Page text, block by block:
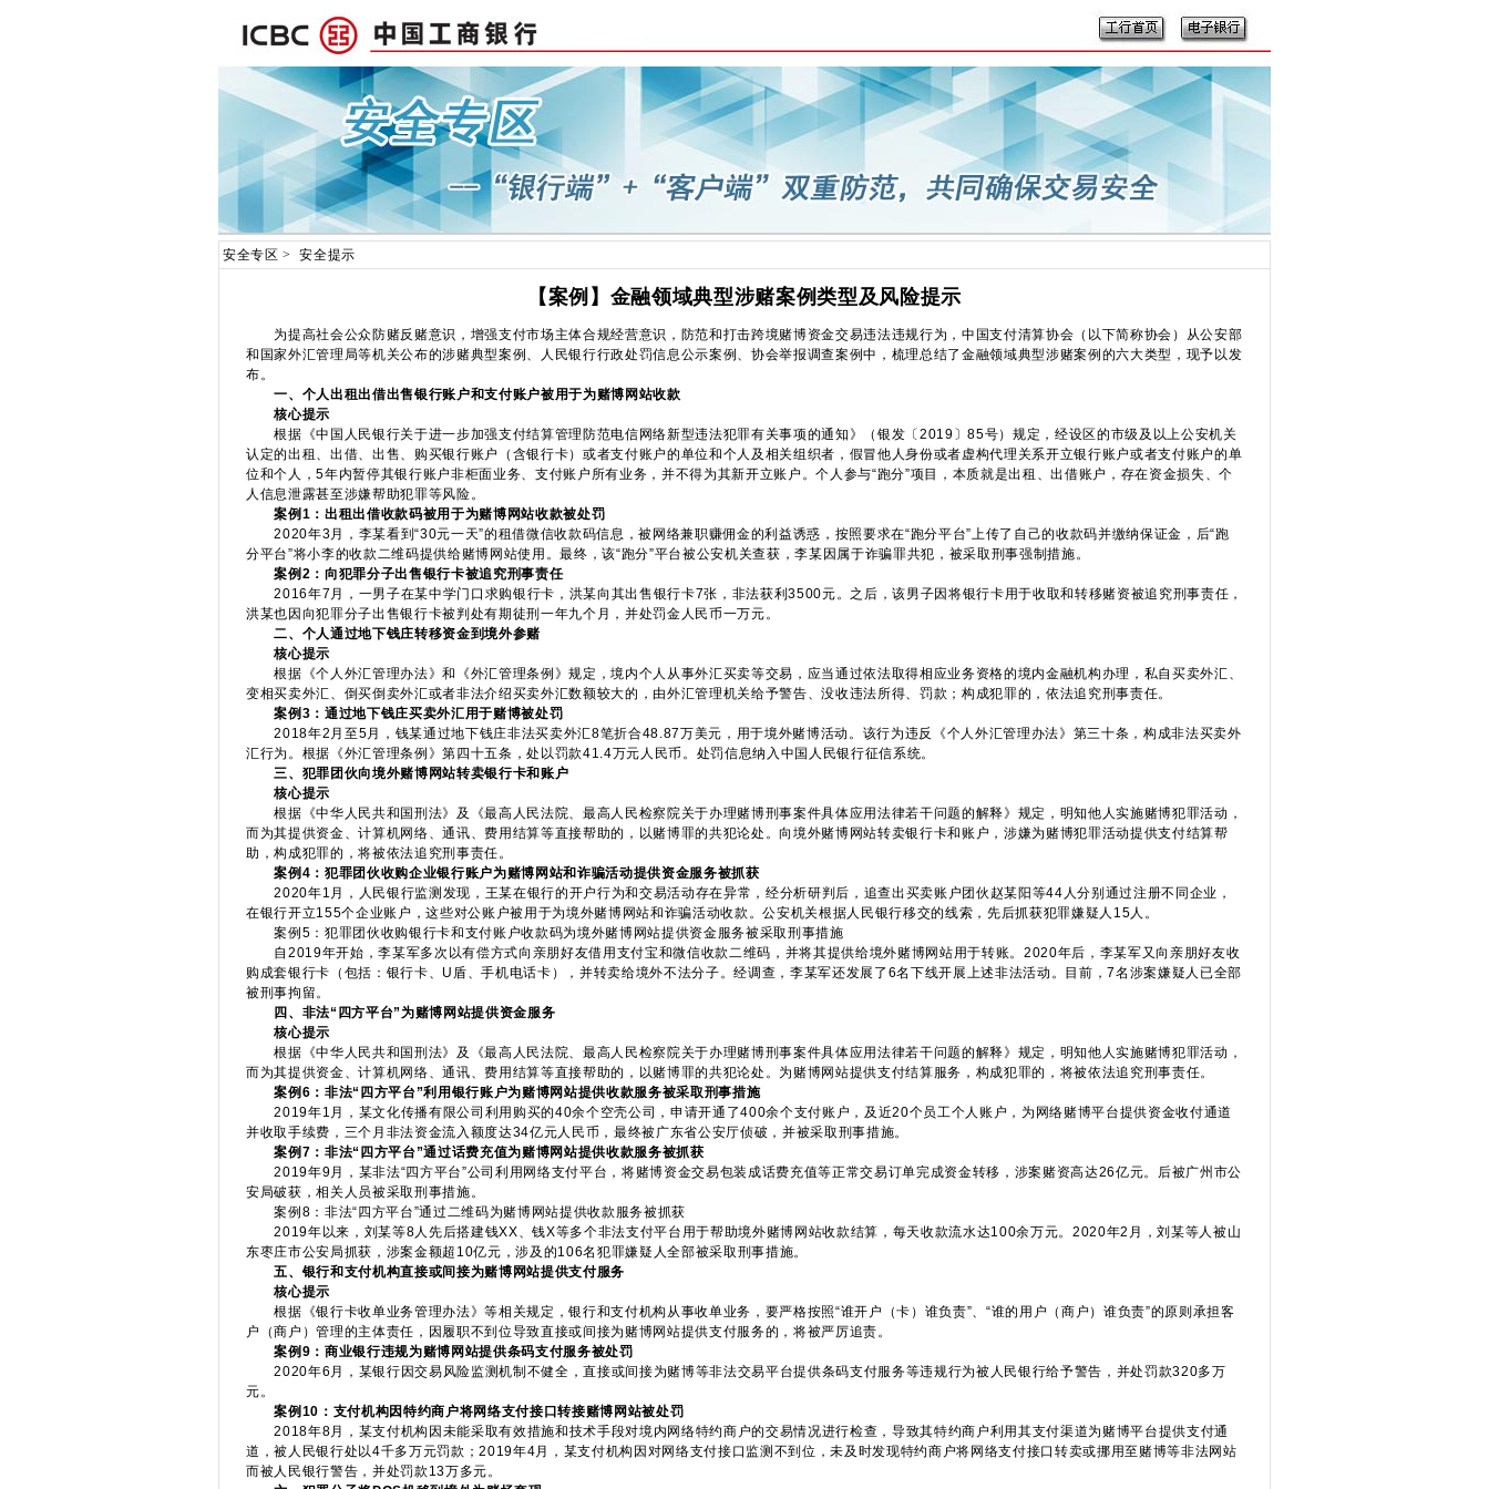
安全专区 > 安全提示
【案例】金融领域典型涉赌案例类型及风险提示
为提高社会公众防赌反赌意识，增强支付市场主体合规经营意识，防范和打击跨境赌博资金交易违法违规行为，中国支付清算协会（以下简称协会）从公安部
和国家外汇管理局等机关公布的涉赌典型案例、人民银行行政处罚信息公示案例、协会举报调查案例中，梳理总结了金融领域典型涉赌案例的六大类型，现予以发
布。
一、个人出租出借出售银行账户和支付账户被用于为赌博网站收款
核心提示
根据《中国人民银行关于进一步加强支付结算管理防范电信网络新型违法犯罪有关事项的通知》（银发〔2019〕85号）规定，经设区的市级及以上公安机关
认定的出租、出借、出售、购买银行账户（含银行卡）或者支付账户的单位和个人及相关组织者，假冒他人身份或者虚构代理关系开立银行账户或者支付账户的单
位和个人，5年内暂停其银行账户非柜面业务、支付账户所有业务，并不得为其新开立账户。个人参与“跑分”项目，本质就是出租、出借账户，存在资金损失、个
人信息泄露甚至涉嫌帮助犯罪等风险。
案例1：出租出借收款码被用于为赌博网站收款被处罚
2020年3月，李某看到“30元一天”的租借微信收款码信息，被网络兼职赚佣金的利益诱惑，按照要求在“跑分平台”上传了自己的收款码并缴纳保证金，后“跑
分平台”将小李的收款二维码提供给赌博网站使用。最终，该“跑分”平台被公安机关查获，李某因属于诈骗罪共犯，被采取刑事强制措施。
案例2：向犯罪分子出售银行卡被追究刑事责任
2016年7月，一男子在某中学门口求购银行卡，洪某向其出售银行卡7张，非法获利3500元。之后，该男子因将银行卡用于收取和转移赌资被追究刑事责任，
洪某也因向犯罪分子出售银行卡被判处有期徒刑一年九个月，并处罚金人民币一万元。
二、个人通过地下钱庄转移资金到境外参赌
核心提示
根据《个人外汇管理办法》和《外汇管理条例》规定，境内个人从事外汇买卖等交易，应当通过依法取得相应业务资格的境内金融机构办理，私自买卖外汇、
变相买卖外汇、倒买倒卖外汇或者非法介绍买卖外汇数额较大的，由外汇管理机关给予警告、没收违法所得、罚款；构成犯罪的，依法追究刑事责任。
案例3：通过地下钱庄买卖外汇用于赌博被处罚
2018年2月至5月，钱某通过地下钱庄非法买卖外汇8笔折合48.87万美元，用于境外赌博活动。该行为违反《个人外汇管理办法》第三十条，构成非法买卖外
汇行为。根据《外汇管理条例》第四十五条，处以罚款41.4万元人民币。处罚信息纳入中国人民银行征信系统。
三、犯罪团伙向境外赌博网站转卖银行卡和账户
核心提示
根据《中华人民共和国刑法》及《最高人民法院、最高人民检察院关于办理赌博刑事案件具体应用法律若干问题的解释》规定，明知他人实施赌博犯罪活动，
而为其提供资金、计算机网络、通讯、费用结算等直接帮助的，以赌博罪的共犯论处。向境外赌博网站转卖银行卡和账户，涉嫌为赌博犯罪活动提供支付结算帮
助，构成犯罪的，将被依法追究刑事责任。
案例4：犯罪团伙收购企业银行账户为赌博网站和诈骗活动提供资金服务被抓获
2020年1月，人民银行监测发现，王某在银行的开户行为和交易活动存在异常，经分析研判后，追查出买卖账户团伙赵某阳等44人分别通过注册不同企业，
在银行开立155个企业账户，这些对公账户被用于为境外赌博网站和诈骗活动收款。公安机关根据人民银行移交的线索，先后抓获犯罪嫌疑人15人。
案例5：犯罪团伙收购银行卡和支付账户收款码为境外赌博网站提供资金服务被采取刑事措施
自2019年开始，李某军多次以有偿方式向亲朋好友借用支付宝和微信收款二维码，并将其提供给境外赌博网站用于转账。2020年后，李某军又向亲朋好友收
购成套银行卡（包括：银行卡、U盾、手机电话卡），并转卖给境外不法分子。经调查，李某军还发展了6名下线开展上述非法活动。目前，7名涉案嫌疑人已全部
被刑事拘留。
四、非法“四方平台”为赌博网站提供资金服务
核心提示
根据《中华人民共和国刑法》及《最高人民法院、最高人民检察院关于办理赌博刑事案件具体应用法律若干问题的解释》规定，明知他人实施赌博犯罪活动，
而为其提供资金、计算机网络、通讯、费用结算等直接帮助的，以赌博罪的共犯论处。为赌博网站提供支付结算服务，构成犯罪的，将被依法追究刑事责任。
案例6：非法“四方平台”利用银行账户为赌博网站提供收款服务被采取刑事措施
2019年1月，某文化传播有限公司利用购买的40余个空壳公司，申请开通了400余个支付账户，及近20个员工个人账户，为网络赌博平台提供资金收付通道
并收取手续费，三个月非法资金流入额度达34亿元人民币，最终被广东省公安厅侦破，并被采取刑事措施。
案例7：非法“四方平台”通过话费充值为赌博网站提供收款服务被抓获
2019年9月，某非法“四方平台”公司利用网络支付平台，将赌博资金交易包装成话费充值等正常交易订单完成资金转移，涉案赌资高达26亿元。后被广州市公
安局破获，相关人员被采取刑事措施。
案例8：非法“四方平台”通过二维码为赌博网站提供收款服务被抓获
2019年以来，刘某等8人先后搭建钱XX、钱X等多个非法支付平台用于帮助境外赌博网站收款结算，每天收款流水达100余万元。2020年2月，刘某等人被山
东枣庄市公安局抓获，涉案金额超10亿元，涉及的106名犯罪嫌疑人全部被采取刑事措施。
五、银行和支付机构直接或间接为赌博网站提供支付服务
核心提示
根据《银行卡收单业务管理办法》等相关规定，银行和支付机构从事收单业务，要严格按照“谁开户（卡）谁负责”、“谁的用户（商户）谁负责”的原则承担客
户（商户）管理的主体责任，因履职不到位导致直接或间接为赌博网站提供支付服务的，将被严厉追责。
案例9：商业银行违规为赌博网站提供条码支付服务被处罚
2020年6月，某银行因交易风险监测机制不健全，直接或间接为赌博等非法交易平台提供条码支付服务等违规行为被人民银行给予警告，并处罚款320多万
元。
案例10：支付机构因特约商户将网络支付接口转接赌博网站被处罚
2018年8月，某支付机构因未能采取有效措施和技术手段对境内网络特约商户的交易情况进行检查，导致其特约商户利用其支付渠道为赌博平台提供支付通
道，被人民银行处以4千多万元罚款；2019年4月，某支付机构因对网络支付接口监测不到位，未及时发现特约商户将网络支付接口转卖或挪用至赌博等非法网站
而被人民银行警告，并处罚款13万多元。